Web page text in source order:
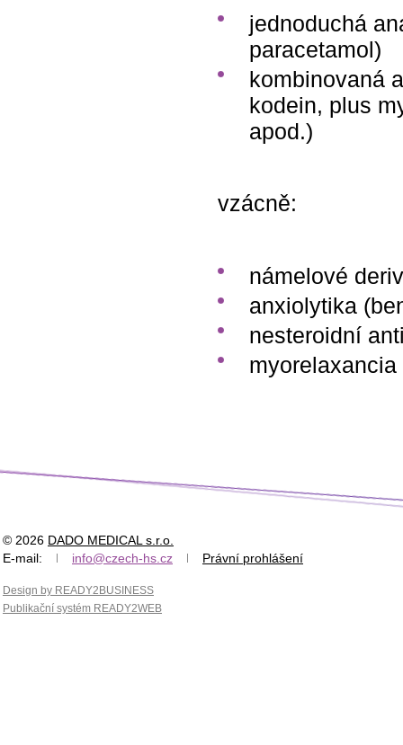
jednoduchá
paracetamol)
kombinovaná
kodein, plus
apod.)
vzácně:
námelové
anxiolytika
nesteroidní
© 2026 DADO MEDICAL s.r.o.
E-mail:
info@czech-hs.cz Právní prohlášení
Design by READY2BUSINESS
Publikační systém READY2WEB